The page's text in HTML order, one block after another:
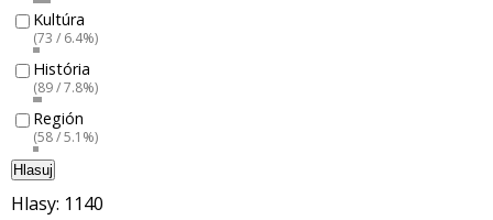
Kultúra
(73 / 6.4%)
História
(89 / 7.8%)
Región
(58 / 5.1%)
Hlasuj
Hlasy: 1140